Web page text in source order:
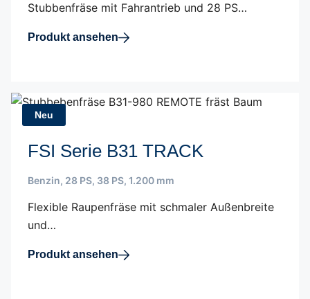
Stubbenfräse mit Fahrantrieb und 28 PS…
Produkt ansehen
Neu
FSI Serie B31 TRACK
Benzin, 28 PS, 38 PS, 1.200 mm
Flexible Raupenfräse mit schmaler Außenbreite
und…
Produkt ansehen